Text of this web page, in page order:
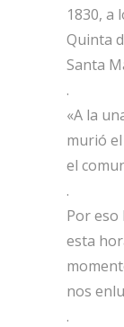
1830, a
Quinta
Santa
.
«A la
murió
el
.
Por eso
esta
nos
.